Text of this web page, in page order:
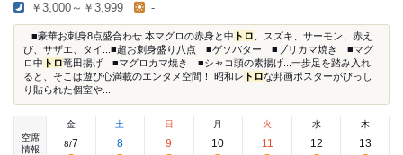
￥3,000～￥3,999 -
...■豪華お刺身8点盛合わせ 本マグロの赤身と中 トロ 、スズキ、サーモン、赤え
び、サザエ、タイ...■超お刺身盛り八点 ■ゲソバター ■ブリカマ焼き ■マグ
ロ中 トロ竜田揚げ ■マグロカマ焼き ■シャコ頭の素揚げ...一歩足を踏み入れ
ると、そこは遊び心満載のエンタメ空間！ 昭和レ トロな邦画ポスターがびっし
り貼られた個室や...
空席
情報
金
8/7
土
8
日
9
月
10
火
11
水
12
木
13